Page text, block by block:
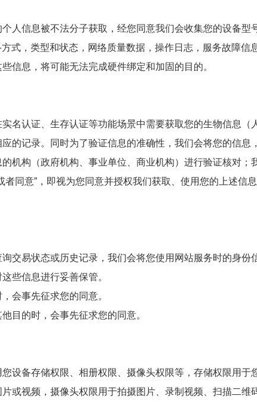
人信息被不法分子获取，经您同意我们会收集您的设备型
式，类型和状态，网络质量数据，操作日志，服务故障信
信息，将可能无法完成硬件绑定和加固的目的。
名认证、生存认证等功能场景中需要获取您的生物信息（
的记录。同时为了验证信息的准确性，我们会将您的信息
机构（政府机构、事业单位、商业机构）进行验证核对；
同意”，即视为您同意并授权我们获取、使用您的上述信
交易状态或历史记录，我们会将您使用网站服务时的身份
些信息进行妥善保管。
会事先征求您的同意。
目的时，会事先征求您的同意。
设备存储权限、相册权限、摄像头权限等，存储权限用于
或视频，摄像头权限用于拍摄图片、录制视频、扫描二维